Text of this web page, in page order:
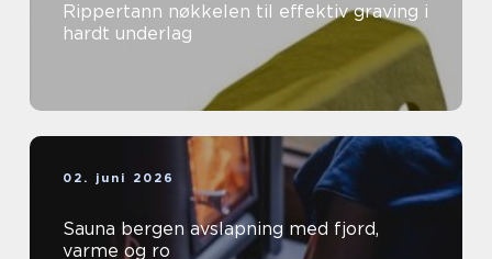
Rippertann nøkkelen til effektiv graving i
hardt underlag
02. juni 2026
Sauna bergen avslapning med fjord,
varme og ro